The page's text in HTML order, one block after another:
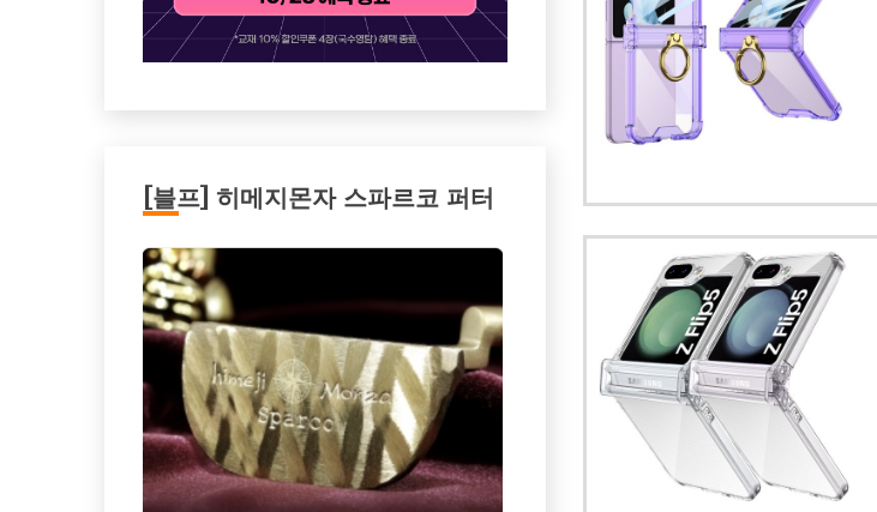
[블프] 히메지몬자 스파르코 퍼터